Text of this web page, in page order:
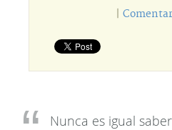
Nunca es igual